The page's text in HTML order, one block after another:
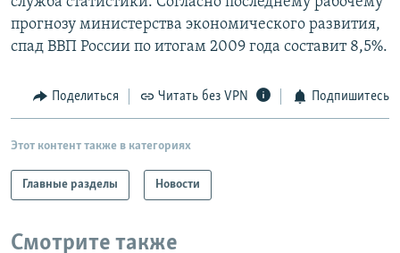
Все сайты РСЕ/РС
прогнозу министерства экономического развития,
спад ВВП России по итогам 2009 года составит 8,5%.
Поделиться Читать без VPN Подпишитесь
Этот контент также в категориях
Главные разделы Новости
Смотрите также